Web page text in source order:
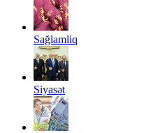
Sağlamliq
Siyasət